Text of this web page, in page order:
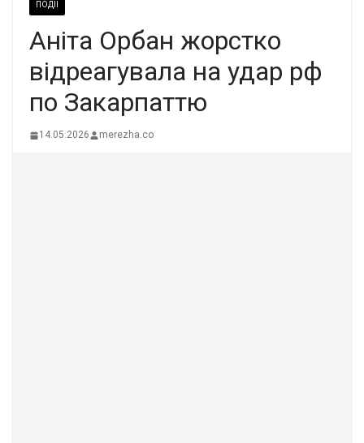
ПОДІЇ
Анiта Оpбан жоpстко
відpеагувала на удaр pф
по Закаpпаттю
14.05.2026 merezha.co